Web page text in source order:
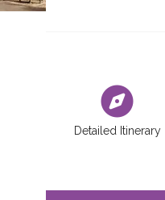
Detailed Itinerary